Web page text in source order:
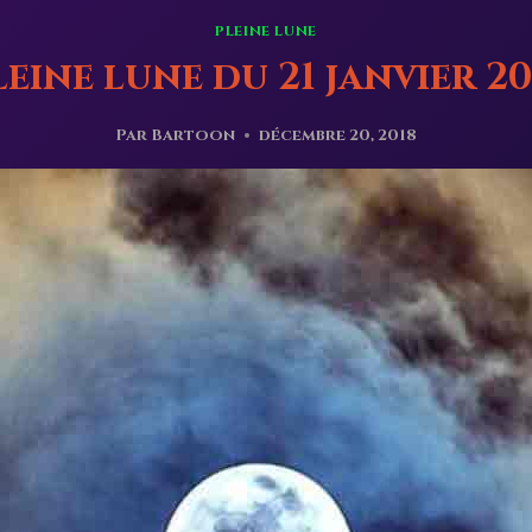
PLEINE LUNE
lune du 21 janvier
Par Bartoon décembre 20, 2018